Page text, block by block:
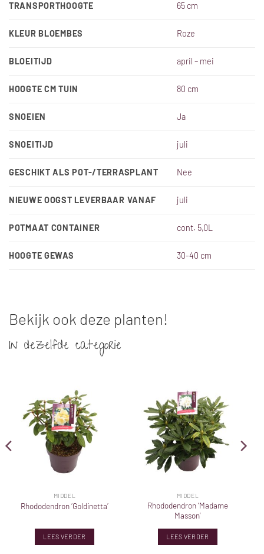
TRANSPORTHOOGTE 65 cm
KLEUR BLOEMBES Roze
BLOEITIJD april – mei
HOOGTE CM TUIN 80 cm
SNOEIEN Ja
SNOEITIJD juli
GESCHIKT ALS POT-/TERRASPLANT Nee
NIEUWE OOGST LEVERBAAR VANAF juli
POTMAAT CONTAINER cont. 5,0L
HOOGTE GEWAS 30-40 cm
Bekijk ook deze planten!
In dezelfde categorie
MIDDEL
Rhododendron ‘Goldinetta’
LEES VERDER
MIDDEL
Rhododendron ‘Madame
Masson’
LEES VERDER